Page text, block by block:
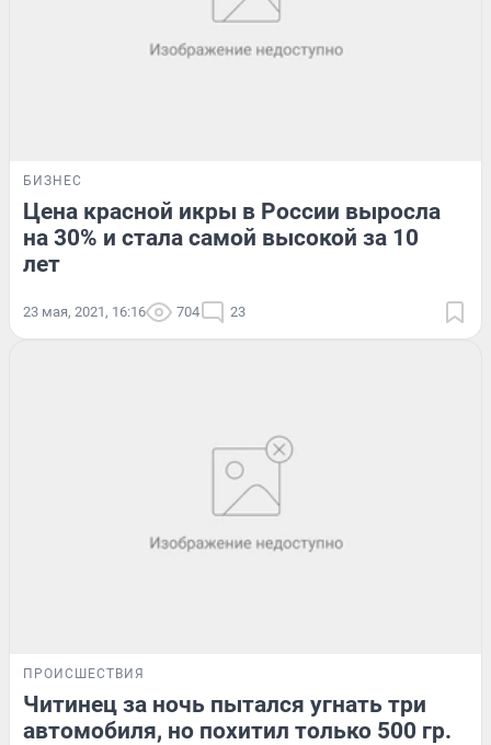
БИЗНЕС
Цена красной икры в России выросла
на 30% и стала самой высокой за 10
лет
23 мая, 2021, 16:16 704 23
ПРОИСШЕСТВИЯ
Читинец за ночь пытался угнать три
автомобиля, но похитил только 500 гр.